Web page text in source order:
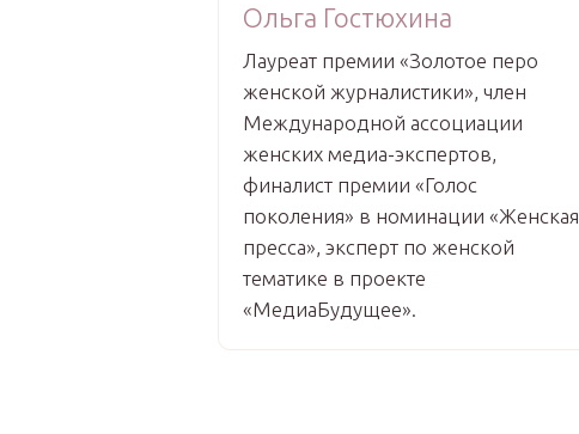
Ольга Гостюхина
Лауреат премии «Золотое перо
женской журналистики», член
Международной ассоциации
женских медиа-экспертов,
финалист премии «Голос
поколения» в номинации «Женская
пресса», эксперт по женской
тематике в проекте
«МедиаБудущее».